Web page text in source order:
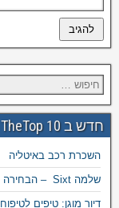
חדש ב TheTop 10
השכרת רכב באיטליה
שלמה Sixt – הבחירה החכמה להשכרת רכב בחו״ל
דיור מוגן: טיפים